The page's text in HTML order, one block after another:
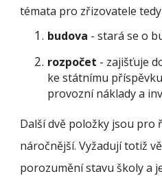
témata pro zřizovatele
budova - stará se o
rozpočet - zajišťuje
ke státnímu
provozní náklady a
Další dvě položky jsou pro
náročnější. Vyžadují totiž
porozumění stavu školy a